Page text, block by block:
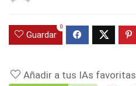
Guardar
0
Añadir a tus IAs favoritas